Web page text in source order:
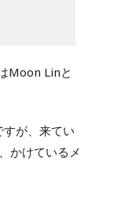
Moon Linと
が、来てい
かけているメ